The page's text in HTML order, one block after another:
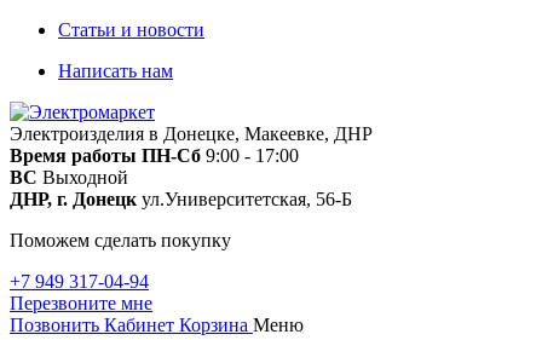
Статьи и новости
Написать нам
Электроизделия в Донецке, Макеевке, ДНР
Время работы ПН-Сб 9:00 - 17:00
ВС Выходной
ДНР, г. Донецк ул.Университетская, 56-Б
Поможем сделать покупку
+7 949 317-04-94
Перезвоните мне
Позвонить Кабинет Корзина Меню